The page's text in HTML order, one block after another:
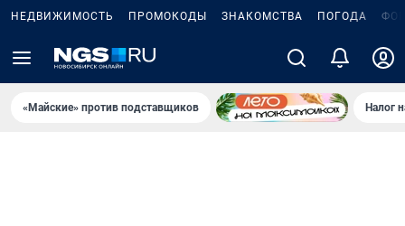
НЕДВИЖИМОСТЬ ПРОМОКОДЫ ЗНАКОМСТВА ПОГОДА
«Майские» против подставщиков Налог